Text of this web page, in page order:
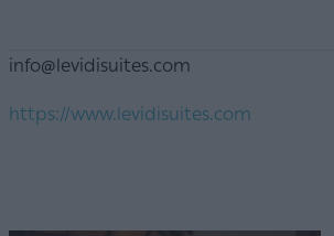
info@levidisuites.com
https://www.levidisuites.com